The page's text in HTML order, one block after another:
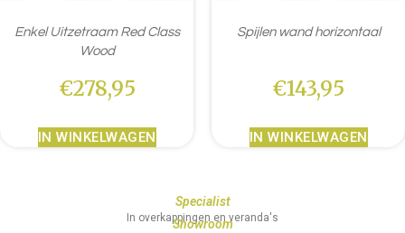
Enkel Uitzetraam Red Class
Wood
€278,95
IN WINKELWAGEN
Spijlen wand horizontaal
€143,95
IN WINKELWAGEN
Specialist
In overkappingen en veranda's
Showroom